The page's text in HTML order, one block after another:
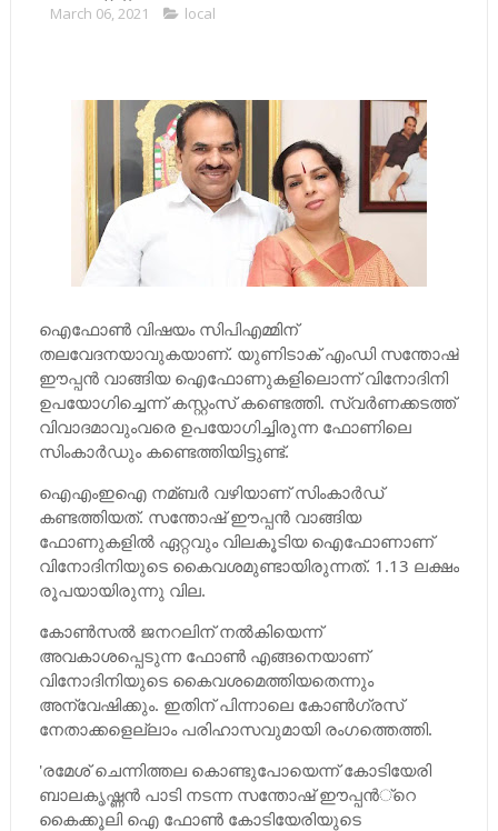
March 06, 2021 local
ഐഫോണ്‍ വിഷയം സിപിഎമ്മിന്
തലവേദനയാവുകയാണ്. യുണിടാക് എംഡി സന്തോഷ്
ഈപ്പന്‍ വാങ്ങിയ ഐഫോണുകളിലൊന്ന് വിനോദിനി
ഉപയോഗിച്ചെന്ന് കസ്റ്റംസ് കണ്ടെത്തി. സ്വര്‍ണക്കടത്ത്
വിവാദമാവുംവരെ ഉപയോഗിച്ചിരുന്ന ഫോണിലെ
സിംകാര്‍ഡും കണ്ടെത്തിയിട്ടുണ്ട്.
ഐഎംഇഐ നമ്ബര്‍ വഴിയാണ് സിംകാര്‍ഡ്
കണ്ടത്തിയത്. സന്തോഷ് ഈപ്പന്‍ വാങ്ങിയ
ഫോണുകളില്‍ ഏറ്റവും വിലകൂടിയ ഐഫോണാണ്
വിനോദിനിയുടെ കൈവശമുണ്ടായിരുന്നത്. 1.13 ലക്ഷം
രൂപയായിരുന്നു വില.
കോണ്‍സല്‍ ജനറലിന് നല്‍കിയെന്ന്
അവകാശപ്പെടുന്ന ഫോണ്‍ എങ്ങനെയാണ്
വിനോദിനിയുടെ കൈവശമെത്തിയതെന്നും
അന്വേഷിക്കും. ഇതിന് പിന്നാലെ കോണ്‍ഗ്രസ്
നേതാക്കളെല്ലാം പരിഹാസവുമായി രംഗത്തെത്തി.
'രമേശ് ചെന്നിത്തല കൊണ്ടുപോയെന്ന് കോടിയേരി
ബാലകൃഷ്ണന്‍ പാടി നടന്ന സന്തോഷ് ഈപ്പന്‍്റെ
കൈക്കൂലി ഐ ഫോണ്‍ കോടിയേരിയുടെ